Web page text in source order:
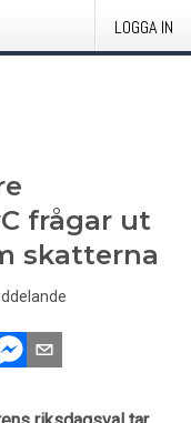
LOGGA IN
frågar ut
skatterna